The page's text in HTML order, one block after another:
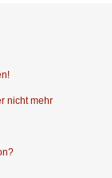
nicht mehr